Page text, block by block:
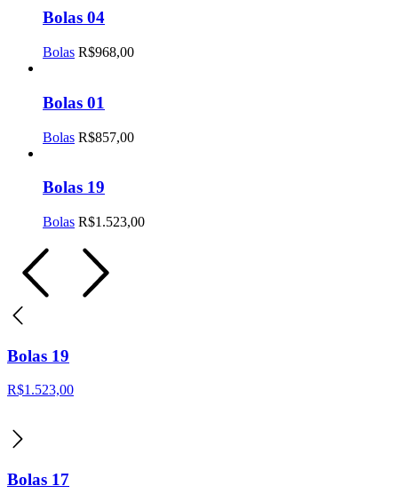
Bolas 04
Bolas R$968,00
Bolas 01
Bolas R$857,00
Bolas 19
Bolas R$1.523,00
Bolas 19
R$1.523,00
Bolas 17